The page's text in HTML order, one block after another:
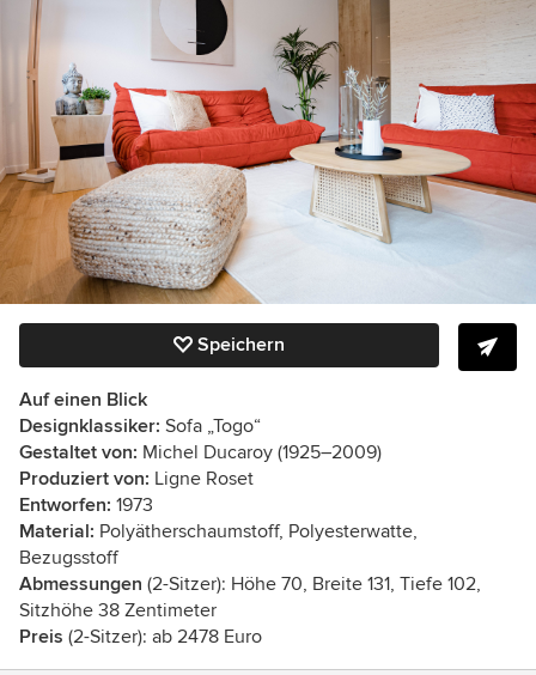
Speichern
Auf einen Blick
Designklassiker: Sofa „Togo“
Gestaltet von: Michel Ducaroy (1925–2009)
Produziert von: Ligne Roset
Entworfen: 1973
Material: Polyätherschaumstoff, Polyesterwatte,
Bezugsstoff
Abmessungen (2-Sitzer): Höhe 70, Breite 131, Tiefe 102,
Sitzhöhe 38 Zentimeter
Preis (2-Sitzer): ab 2478 Euro